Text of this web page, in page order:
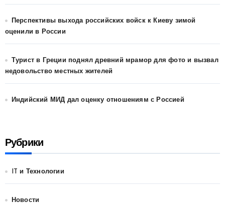
Перспективы выхода российских войск к Киеву зимой
оценили в России
Турист в Греции поднял древний мрамор для фото и вызвал
недовольство местных жителей
Индийский МИД дал оценку отношениям с Россией
Рубрики
IT и Технологии
Новости